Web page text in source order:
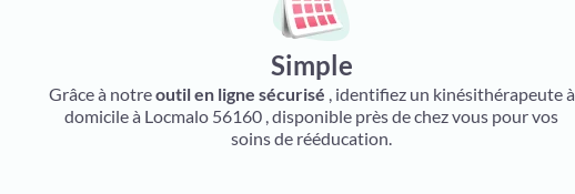
Simple
Grâce à notreoutil en ligne sécurisé , identifiez un kinésithérapeute à
domicile à Locmalo 56160 , disponible près de chez vous pour vos
soins de rééducation.